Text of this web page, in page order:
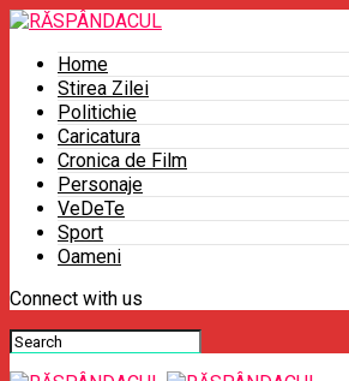
Home
Stirea Zilei
Politichie
Caricatura
Cronica de Film
Personaje
VeDeTe
Sport
Oameni
Connect with us